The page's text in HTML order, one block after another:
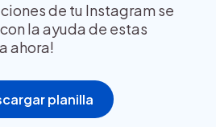
de tu Instagram se
la ayuda de estas
ahora!
planilla